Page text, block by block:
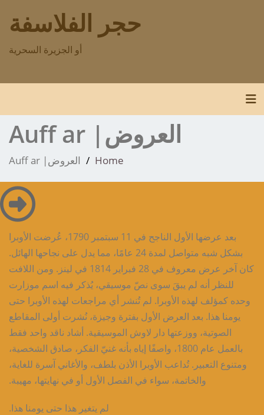
حجر الفلاسفة
أو الجزيرة السحرية
Toggle navigation
العروض| Auff ar
Home العروض| Auff ar
بعد عرضها الأول الناجح في 11 سبتمبر 1790، عُرضت الأوبرا
بشكل شبه متواصل لمدة 24 عامًا، مما يدل على نجاحها الهائل.
كان آخر عرض معروف في 28 فبراير 1814 في لينز. ومن اللافت
للنظر أنه لم يبقَ سوى نصّ موسيقي، يُذكر فيه اسم موزارت
وحده كمؤلف لهذه الأوبرا. لم تُنشر أي مراجعات لهذه الأوبرا حتى
يومنا هذا. بعد العرض الأول بفترة وجيزة، نُشرت أولى المقاطع
الصوتية، ووزعتها دار لاوش الموسيقية. أشاد ناقد واحد فقط
بالعمل عام 1800، واصفًا إياه بأنه غنيّ الفكر، صادق الشخصية،
ومتنوع التعبير. تُداعب الأوبرا الأذن بلطف، والأغاني آسرة للغاية،
والخاتمة، سواء في الفصل الأول أو في نهايتها، مهيبة.
لم يتغير هذا حتى يومنا هذا.